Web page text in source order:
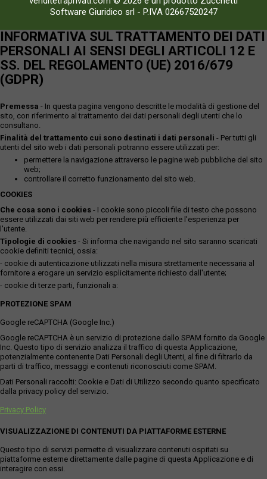
Software Giuridico srl - P.IVA 02667520247
INFORMATIVA SUL TRATTAMENTO DEI DATI
PERSONALI AI SENSI DEGLI ARTICOLI 12 E
SS. DEL REGOLAMENTO (UE) 2016/679
(GDPR)
Premessa - In questa pagina vengono descritte le modalità di gestione del
sito, con riferimento al trattamento dei dati personali degli utenti che lo
consultano.
Finalità del trattamento cui sono destinati i dati personali - Per tutti gli
utenti del sito web i dati personali potranno essere utilizzati per:
permettere la navigazione attraverso le pagine web pubbliche del sito
web;
controllare il corretto funzionamento del sito web.
COOKIES
Che cosa sono i cookies - I cookie sono piccoli file di testo che possono
essere utilizzati dai siti web per rendere più efficiente l'esperienza per
l'utente.
Tipologie di cookies - Si informa che navigando nel sito saranno scaricati
cookie definiti tecnici, ossia:
- cookie di autenticazione utilizzati nella misura strettamente necessaria al
fornitore a erogare un servizio esplicitamente richiesto dall'utente;
- cookie di terze parti, funzionali a:
PROTEZIONE SPAM
Google reCAPTCHA (Google Inc.)
Google reCAPTCHA è un servizio di protezione dallo SPAM fornito da Google
Inc. Questo tipo di servizio analizza il traffico di questa Applicazione,
potenzialmente contenente Dati Personali degli Utenti, al fine di filtrarlo da
parti di traffico, messaggi e contenuti riconosciuti come SPAM.
Dati Personali raccolti: Cookie e Dati di Utilizzo secondo quanto specificato
dalla privacy policy del servizio.
Privacy Policy
VISUALIZZAZIONE DI CONTENUTI DA PIATTAFORME ESTERNE
Questo tipo di servizi permette di visualizzare contenuti ospitati su
piattaforme esterne direttamente dalle pagine di questa Applicazione e di
interagire con essi.